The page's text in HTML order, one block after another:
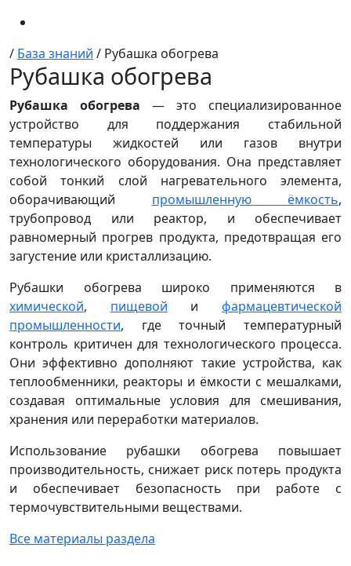
/ База знаний / Рубашка обогрева
Рубашка обогрева
Рубашка обогрева — это специализированное
устройство для поддержания стабильной
температуры жидкостей или газов внутри
технологического оборудования. Она представляет
собой тонкий слой нагревательного элемента,
оборачивающий промышленную ёмкость,
трубопровод или реактор, и обеспечивает
равномерный прогрев продукта, предотвращая его
загустение или кристаллизацию.
Рубашки обогрева широко применяются в
химической, пищевой ифармацевтической
промышленности, где точный температурный
контроль критичен для технологического процесса.
Они эффективно дополняют такие устройства, как
теплообменники, реакторы и ёмкости с мешалками,
создавая оптимальные условия для смешивания,
хранения или переработки материалов.
Использование рубашки обогрева повышает
производительность, снижает риск потерь продукта
и обеспечивает безопасность при работе с
термочувствительными веществами.
Все материалы раздела